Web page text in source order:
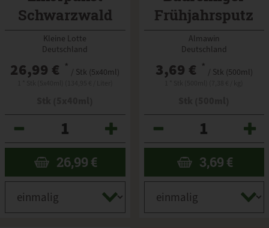
Schwarzwald
Kleine Lotte
Deutschland
26,99 € * / Stk (5x40ml)
26,99 €
Frühjahrsputz
Almawin
Deutschland
3,69 € * / Stk (500ml)
3,69 €